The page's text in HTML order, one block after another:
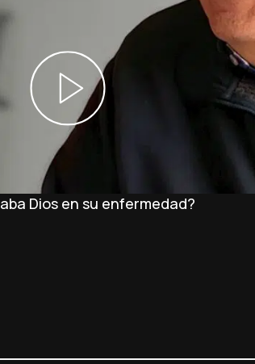
Dios en su enfermedad?